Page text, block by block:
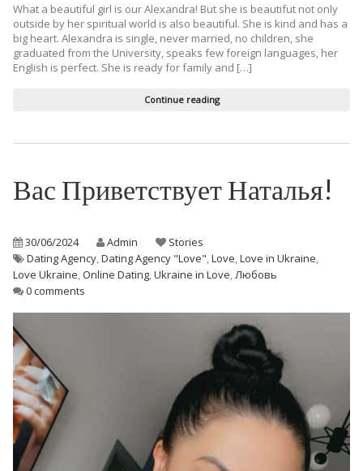
What a beautiful girl is our Alexandra! But she is beautifut not only
outside by her spiritual world is also beautiful. She is kind and has a
big heart. Alexandra is single, never married, no children, she
graduated from the University, speaks few foreign languages, her
English is perfect. She is ready for family and […]
Continue reading
Вас Приветствует Наталья!
30/06/2024 Admin
Stories
Dating Agency,Dating Agency "Love",Love,Love in Ukraine,
Love Ukraine,Online Dating,Ukraine in Love,Любовь
0 comments